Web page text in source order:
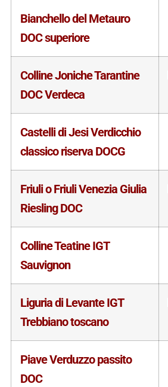
Bianchello del Metauro
DOC superiore
Colline Joniche Tarantine
DOC Verdeca
Castelli di Jesi Verdicchio
classico riserva DOCG
Friuli o Friuli Venezia Giulia
Riesling DOC
Colline Teatine IGT
Sauvignon
Liguria di Levante IGT
Trebbiano toscano
Piave Verduzzo passito
DOC